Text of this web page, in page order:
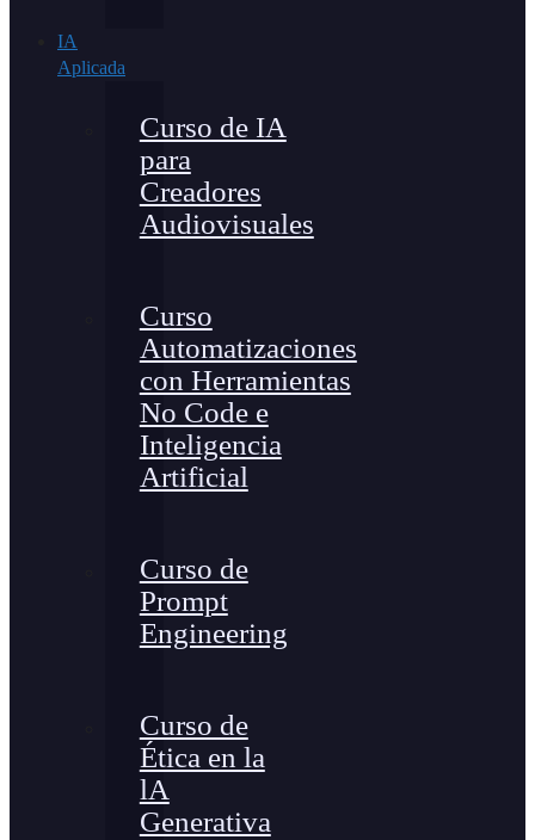
IA
Aplicada
Curso de IA
para
Creadores
Audiovisuales
Curso
Automatizaciones
con Herramientas
No Code e
Inteligencia
Artificial
Curso de
Prompt
Engineering
Curso de
Ética en la
lA
Generativa